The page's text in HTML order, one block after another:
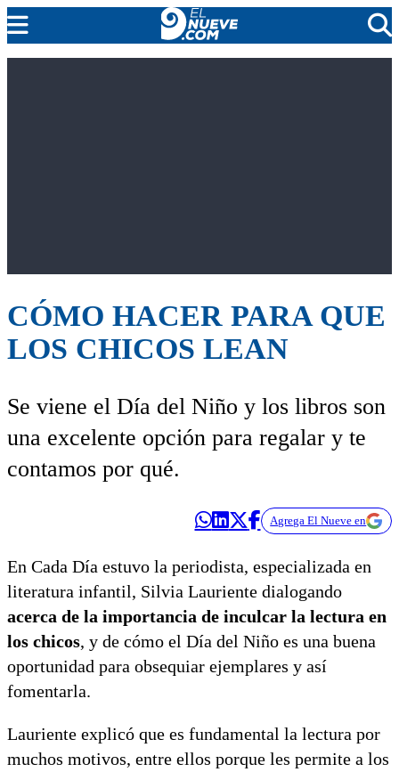
CÓMO HACER PARA QUE
LOS CHICOS LEAN
Se viene el Día del Niño y los libros son
una excelente opción para regalar y te
contamos por qué.
Agrega El Nueve en
En Cada Día estuvo la periodista, especializada en
literatura infantil, Silvia Lauriente dialogando
acerca de la importancia de inculcar la lectura en
los chicos, y de cómo el Día del Niño es una buena
oportunidad para obsequiar ejemplares y así
fomentarla.
Lauriente explicó que es fundamental la lectura por
muchos motivos, entre ellos porque les permite a los